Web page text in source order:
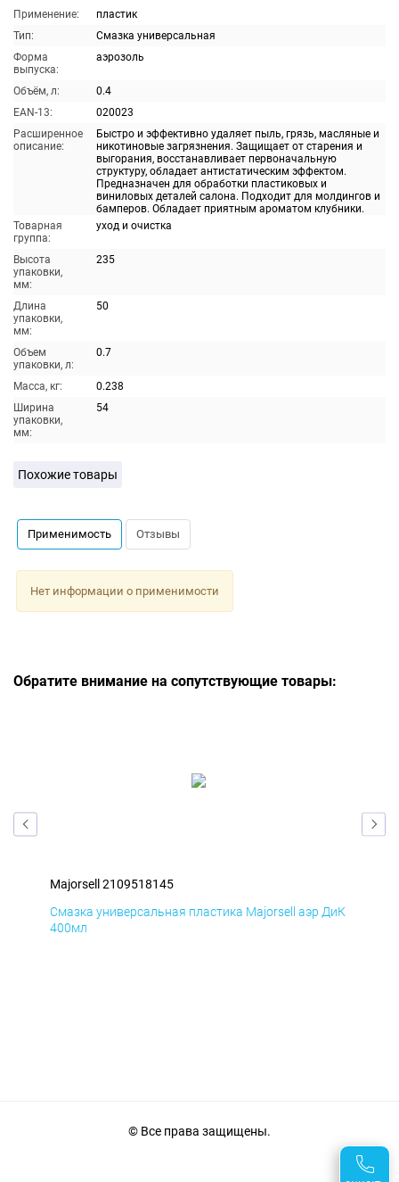
Применение:
пластик
Тип:
Смазка универсальная
Форма
выпуска:
аэрозоль
Объём, л:
0.4
EAN-13:
020023
Расширенное
описание:
Быстро и эффективно удаляет пыль, грязь, масляные и
никотиновые загрязнения. Защищает от старения и
выгорания, восстанавливает первоначальную
структуру, обладает антистатическим эффектом.
Предназначен для обработки пластиковых и
виниловых деталей салона. Подходит для молдингов и
бамперов. Обладает приятным ароматом клубники.
Товарная
группа:
уход и очистка
Высота
упаковки,
мм:
235
Длина
упаковки,
мм:
50
Объем
упаковки, л:
0.7
Масса, кг:
0.238
Ширина
упаковки,
мм:
54
Похожие товары
Применимость Отзывы
Нет информации о применимости
Обратите внимание на сопутствующие товары:
Majorsell 2109518145
Смазка универсальная пластика Majorsell аэр ДиК
400мл
© Все права защищены.